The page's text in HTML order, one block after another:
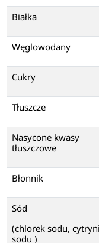
Białka
Węglowodany
Cukry
Tłuszcze
Nasycone kwasy
tłuszczowe
Błonnik
Sód
(chlorek sodu,
sodu )